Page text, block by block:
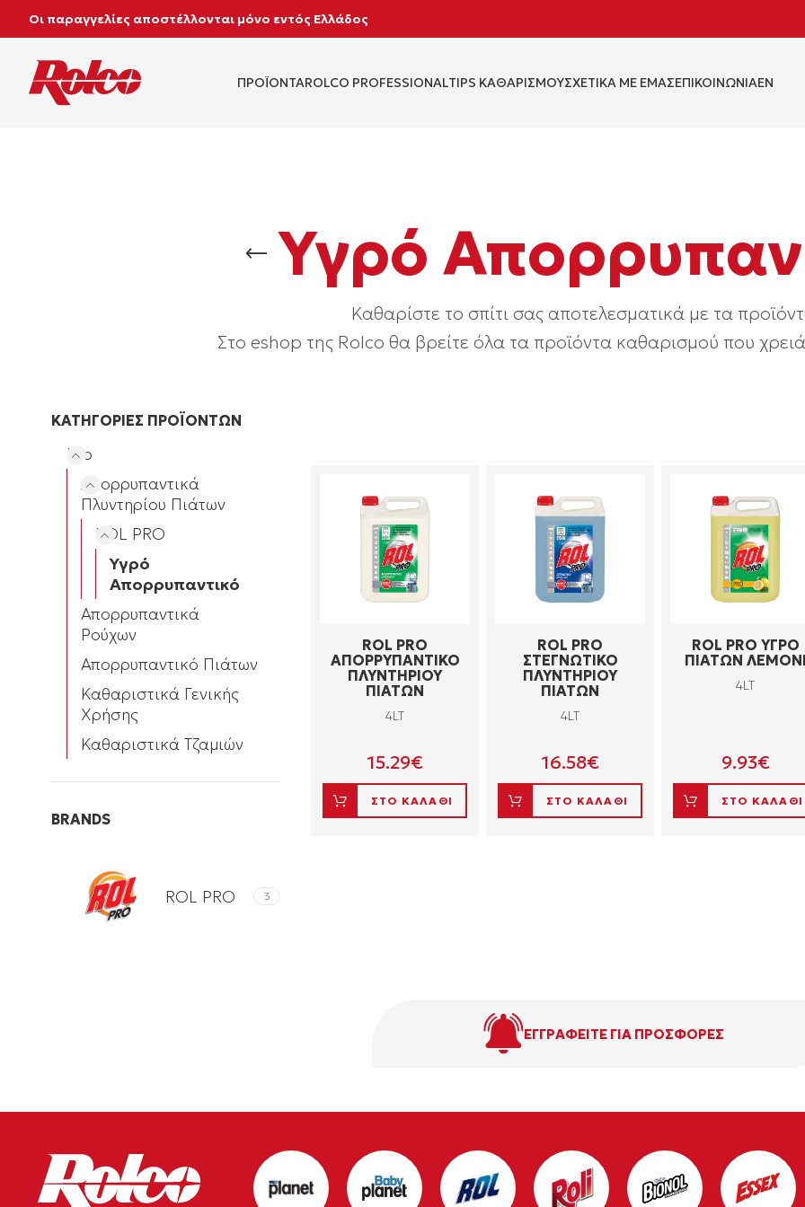
Οι παραγγελίες αποστέλλονται μόνο εντός Ελλάδος
ΠΡΟΪΟΝΤΑROLCO PROFESSIONALTIPS KΑΘΑΡΙΣΜΟΥΣΧΕΤΙΚΑ ΜΕ ΕΜΑΣΕΠΙΚΟΙΝΩΝΙΑEN
Υγρό
Καθαρίστε το σπίτι σας αποτελεσματικά με τα
Στο eshop της Rolco θα βρείτε όλα τα προϊόντα καθαρισμού που
ΚΑΤΗΓΟΡΙΕΣ ΠΡΟΪΟΝΤΩΝ
Pro
Απορρυπαντικά
Πλυντηρίου Πιάτων
ROL PRO
Υγρό
Απορρυπαντικό
Απορρυπαντικά
Ρούχων
Απορρυπαντικό Πιάτων
Καθαριστικά Γενικής
Χρήσης
Καθαριστικά Τζαμιών
BRANDS
ROL PRO 3
ROL PRO
ΑΠΟΡΡΥΠΑΝΤΙΚΟ
ΠΛΥΝΤΗΡΙΟΥ
ΠΙΑΤΩΝ
4LT
15.29€
ΣΤΟ ΚΑΛΑΘΙ
ROL PRO
ΣΤΕΓΝΩΤΙΚΟ
ΠΛΥΝΤΗΡΙΟΥ
ΠΙΑΤΩΝ
4LT
16.58€
ΣΤΟ ΚΑΛΑΘΙ
ROL PRO ΥΓΡΟ
ΠΙΑΤΩΝ
4LT
9.93€
ΣΤΟ ΚΑΛΑΘΙ
ΕΓΓΡΑΦΕΙΤΕ ΓΙΑ ΠΡΟΣΦΟΡΕΣ